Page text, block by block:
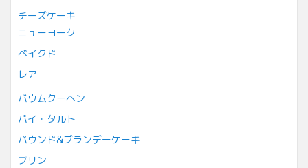
チーズケーキ
ニューヨーク
ベイクド
レア
バウムクーヘン
パイ・タルト
パウンド&ブランデーケーキ
プリン